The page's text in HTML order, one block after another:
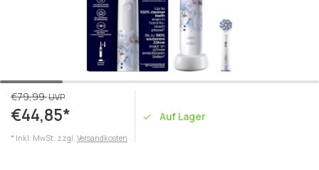
€79,99UVP
€44,85*
* Inkl. MwSt. zzgl. Versandkosten
Auf Lager